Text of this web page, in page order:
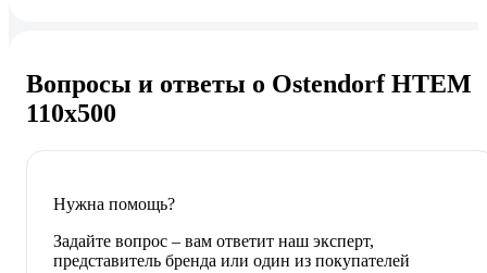
Вопросы и ответы о Ostendorf HTEM
110х500
Нужна помощь?
Задайте вопрос – вам ответит наш эксперт,
представитель бренда или один из покупателей